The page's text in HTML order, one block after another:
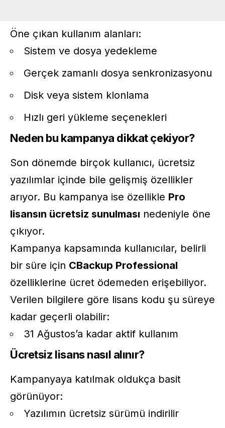
Öne çıkan kullanım alanları:
Sistem ve dosya yedekleme
Gerçek zamanlı dosya senkronizasyonu
Disk veya sistem klonlama
Hızlı geri yükleme seçenekleri
Neden bu kampanya dikkat çekiyor?
Son dönemde birçok kullanıcı, ücretsiz
yazılımlar içinde bile gelişmiş özellikler
arıyor. Bu kampanya ise özellikle Pro
lisansın ücretsiz sunulması nedeniyle öne
çıkıyor.
Kampanya kapsamında kullanıcılar, belirli
bir süre için CBackup Professional
özelliklerine ücret ödemeden erişebiliyor.
Verilen bilgilere göre lisans kodu şu süreye
kadar geçerli olabilir:
31 Ağustos’a kadar aktif kullanım
Ücretsiz lisans nasıl alınır?
Kampanyaya katılmak oldukça basit
görünüyor:
Yazılımın ücretsiz sürümü indirilir